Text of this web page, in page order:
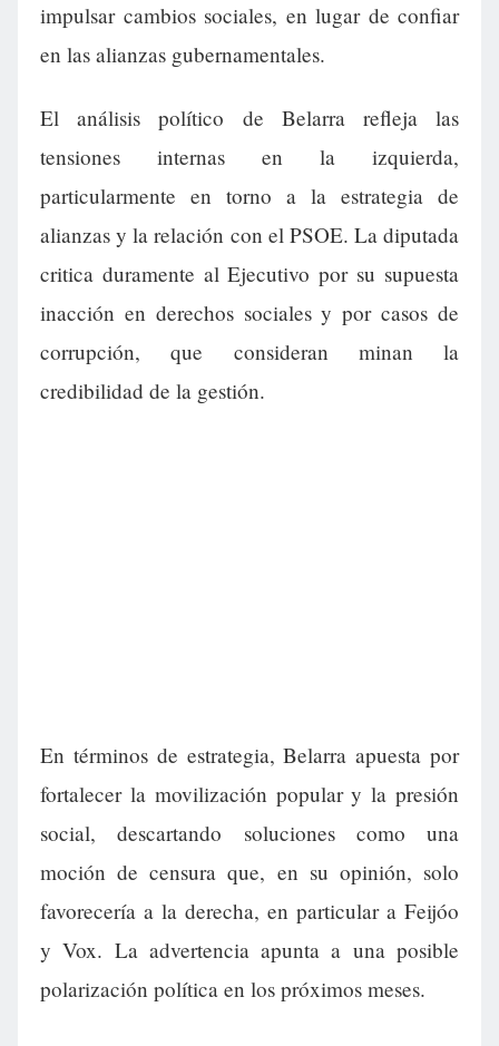
impulsar cambios sociales, en lugar de confiar
en las alianzas gubernamentales.
El análisis político de Belarra refleja las
tensiones internas en la izquierda,
particularmente en torno a la estrategia de
alianzas y la relación con el PSOE. La diputada
critica duramente al Ejecutivo por su supuesta
inacción en derechos sociales y por casos de
corrupción, que consideran minan la
credibilidad de la gestión.
En términos de estrategia, Belarra apuesta por
fortalecer la movilización popular y la presión
social, descartando soluciones como una
moción de censura que, en su opinión, solo
favorecería a la derecha, en particular a Feijóo
y Vox. La advertencia apunta a una posible
polarización política en los próximos meses.